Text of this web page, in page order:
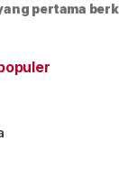
pertama